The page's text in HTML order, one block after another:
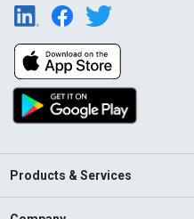
Products & Services